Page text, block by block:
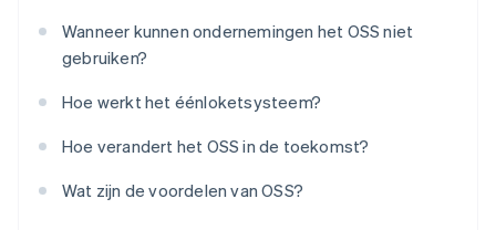
Wanneer kunnen ondernemingen het OSS niet
gebruiken?
Hoe werkt het éénloketsysteem?
Hoe verandert het OSS in de toekomst?
Wat zijn de voordelen van OSS?